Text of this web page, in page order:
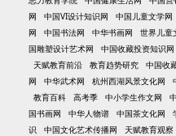
网
中国VI设计知识网 中国儿童文学网
网
中国书法网 中华书画网 世界儿童
国雕塑设计艺术网
中国收藏投资知识网
天赋教育前沿
教育趋势研究 中国收
网
中华武术网 杭州西湖风景文化网
教育百科
高考季 中小学生作文网
国书画网
中华人物谱 中国茶文化网
识
中国文化艺术传播网 天赋教育观察